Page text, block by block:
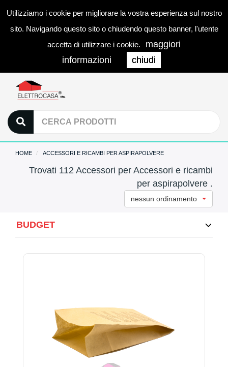
Utilizziamo i cookie per migliorare la vostra esperienza sul nostro
sito. Navigando questo sito o chiudendo questo banner, l'utente
accetta di utilizzare i cookie.
maggiori
informazioni
chiudi
0
HOME ACCESSORI E RICAMBI PER ASPIRAPOLVERE
Trovati 112 Accessori per Accessori e ricambi
per aspirapolvere .
nessun ordinamento
BUDGET